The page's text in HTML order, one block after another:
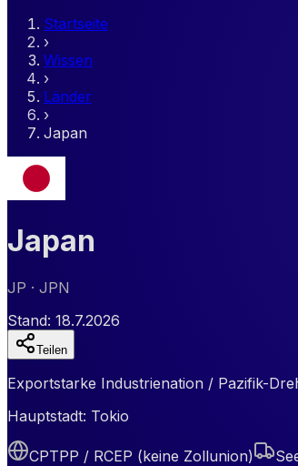
Startseite
›
Wissen
›
Länder
›
Japan
Japan
JP · JPN
Stand: 18.7.2026
Teilen
Exportstarke Industrienation / Pazifik-
Hauptstadt: Tokio
CPTPP / RCEP (keine Zollunion)